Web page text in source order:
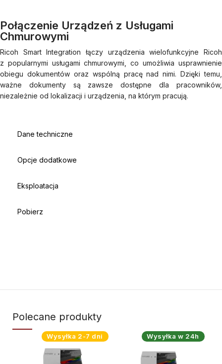
Dane techniczne
Opcje dodatkowe
Eksploatacja
Pobierz
Połączenie Urządzeń z Usługami
Chmurowymi
Ricoh Smart Integration łączy urządzenia wielofunkcyjne Ricoh
z popularnymi usługami chmurowymi, co umożliwia usprawnienie
obiegu dokumentów oraz wspólną pracę nad nimi. Dzięki temu,
ważne dokumenty są zawsze dostępne dla pracowników,
niezależnie od lokalizacji i urządzenia, na którym pracują.
Polecane produkty
Wysyłka 2-7 dni Wysyłka w 24h